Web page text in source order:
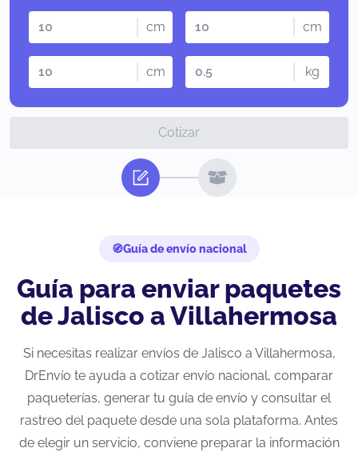
cm cm
cm kg
Cotizar
Guía de envío nacional
Guía para enviar paquetes
de Jalisco a Villahermosa
Si necesitas realizar envíos de Jalisco a Villahermosa,
DrEnvío te ayuda a cotizar envío nacional, comparar
paqueterías, generar tu guía de envío y consultar el
rastreo del paquete desde una sola plataforma. Antes
de elegir un servicio, conviene preparar la información